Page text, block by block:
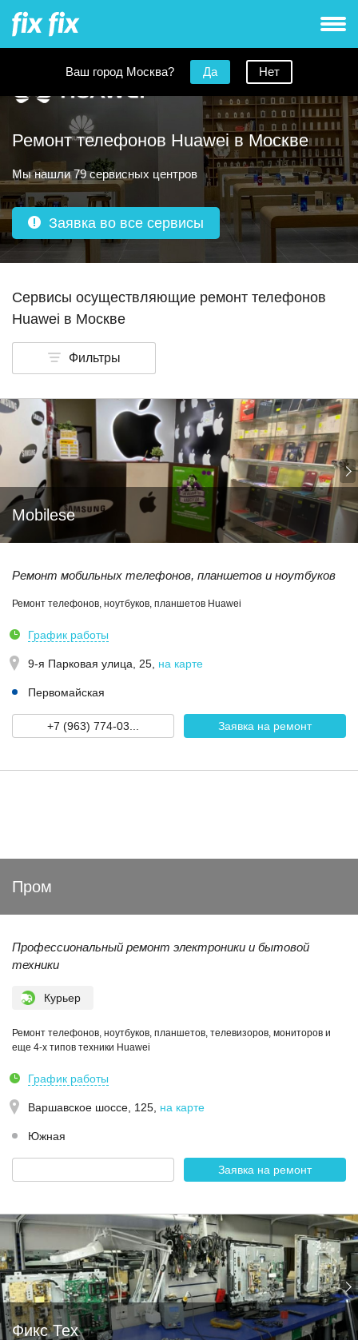
Ваш город Москва? Да Нет
Ремонт телефонов Huawei в Москве
Мы нашли 79 сервисных центров
Заявка во все сервисы
Сервисы осуществляющие ремонт телефонов
Huawei в Москве
Фильтры
Mobilese
Ремонт мобильных телефонов, планшетов и ноутбуков
Ремонт телефонов, ноутбуков, планшетов Huawei
График работы
9-я Парковая улица, 25 на карте
Первомайская
+7 (963) 774-03... Заявка на ремонт
Пром
Профессиональный ремонт электроники и бытовой
техники
Курьер
Ремонт телефонов, ноутбуков, планшетов, телевизоров, мониторов и
еще 4-х типов техники Huawei
График работы
Варшавское шоссе, 125 на карте
Южная
Заявка на ремонт
Фикс Тех